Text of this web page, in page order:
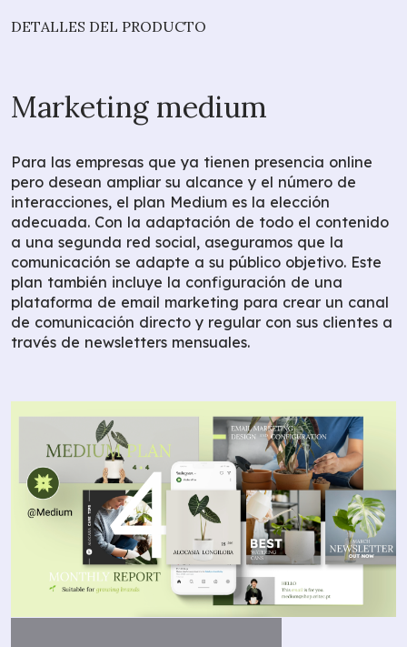
DETALLES DEL PRODUCTO
Marketing medium
Para las empresas que ya tienen presencia online
pero desean ampliar su alcance y el número de
interacciones, el plan Medium es la elección
adecuada. Con la adaptación de todo el contenido
a una segunda red social, aseguramos que la
comunicación se adapte a su público objetivo. Este
plan también incluye la configuración de una
plataforma de email marketing para crear un canal
de comunicación directo y regular con sus clientes a
través de newsletters mensuales.